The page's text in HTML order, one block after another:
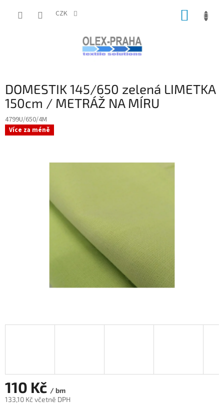
CZK
DOMESTIK 145/650 zelená LIMETKA
150cm / METRÁŽ NA MÍRU
4799U/650/4M
Více za méně
110 Kč / bm
133,10 Kč včetně DPH